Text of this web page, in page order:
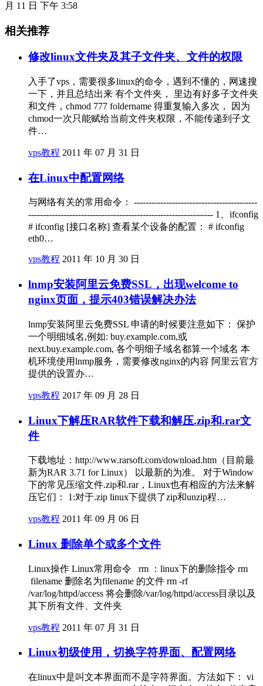
月 11 日 下午 3:58
相关推荐
修改linux文件夹及其子文件夹、文件的权限
入手了vps，需要很多linux的命令，遇到不懂的，网速搜
一下，并且总结出来 有个文件夹， 里边有好多子文件夹
和文件，chmod 777 foldername 得重复输入多次， 因为
chmod一次只能赋给当前文件夹权限，不能传递到子文
件…
vps教程 2011 年 07 月 31 日
在Linux中配置网络
与网络有关的常用命令： ------------------------------------------
--------------------------------------------------------------- 1、ifconfig
# ifconfig [接口名称] 查看某个设备的配置： # ifconfig
eth0…
vps教程 2011 年 10 月 30 日
lnmp安装阿里云免费SSL，出现welcome to
nginx页面，提示403错误解决办法
lnmp安装阿里云免费SSL 申请的时候要注意如下： 保护
一个明细域名,例如: buy.example.com,或
next.buy.example.com, 各个明细子域名都算一个域名 本
机环境使用lnmp服务，需要修改nginx的内容 阿里云官方
提供的设置办…
vps教程 2017 年 09 月 28 日
Linux下解压RAR软件下载和解压.zip和.rar文
件
下载地址：http://www.rarsoft.com/download.htm（目前最
新为RAR 3.71 for Linux） 以最新的为准。 对于Window
下的常见压缩文件.zip和.rar，Linux也有相应的方法来解
压它们： 1:对于.zip linux下提供了zip和unzip程…
vps教程 2011 年 09 月 06 日
Linux 删除单个或多个文件
Linux操作 Linux常用命令 rm ：linux下的删除指令 rm
filename 删除名为filename 的文件 rm -rf
/var/log/httpd/access 将会删除/var/log/httpd/access目录以及
其下所有文件、文件夹
vps教程 2011 年 07 月 31 日
Linux初级使用，切换字符界面、配置网络
在linux中是叫文本界面而不是字符界面。方法如下： vi